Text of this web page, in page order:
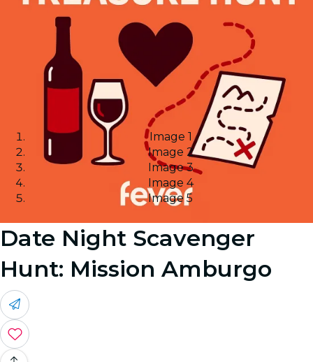
Image 1
Image 2
Image 3
Image 4
Image 5
Date Night Scavenger
Hunt: Mission Amburgo